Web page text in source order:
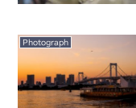
Photograph